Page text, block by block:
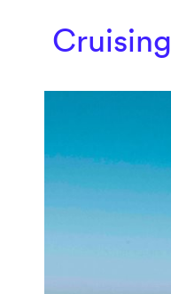
Cruising